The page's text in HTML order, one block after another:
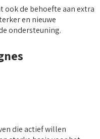
ook de behoefte aan extra
en nieuwe
ondersteuning.
die actief willen